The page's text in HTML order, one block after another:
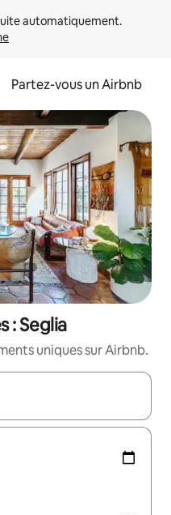
Partez-vous un Airbnb
: Seglia
uniques sur Airbnb.
parcourez-les en utilisant